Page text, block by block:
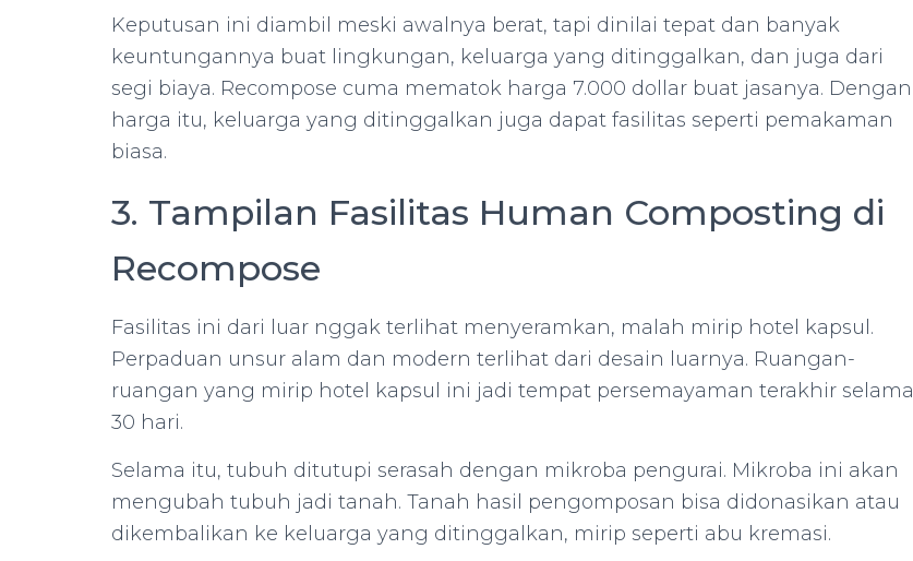
Keputusan ini diambil meski awalnya berat, tapi dinilai tepat dan banyak
keuntungannya buat lingkungan, keluarga yang ditinggalkan, dan juga dari
segi biaya. Recompose cuma mematok harga 7.000 dollar buat jasanya. Dengan
harga itu, keluarga yang ditinggalkan juga dapat fasilitas seperti pemakaman
biasa.
3. Tampilan Fasilitas Human Composting di
Recompose
Fasilitas ini dari luar nggak terlihat menyeramkan, malah mirip hotel kapsul.
Perpaduan unsur alam dan modern terlihat dari desain luarnya. Ruangan-
ruangan yang mirip hotel kapsul ini jadi tempat persemayaman terakhir selama
30 hari.
Selama itu, tubuh ditutupi serasah dengan mikroba pengurai. Mikroba ini akan
mengubah tubuh jadi tanah. Tanah hasil pengomposan bisa didonasikan atau
dikembalikan ke keluarga yang ditinggalkan, mirip seperti abu kremasi.